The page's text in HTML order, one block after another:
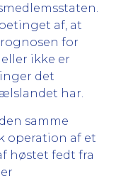
af, at
for
ikke er
det
har.
samme
operation af et
høstet fedt fra